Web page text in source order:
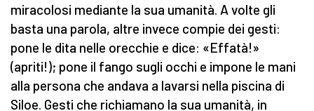
miracolosi mediante la sua umanità. A volte gli
basta una parola, altre invece compie dei gesti:
pone le dita nelle orecchie e dice: «Effatà!»
(apriti!); pone il fango sugli occhi e impone le mani
alla persona che andava a lavarsi nella piscina di
Siloe. Gesti che richiamano la sua umanità, in